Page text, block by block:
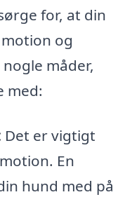
for, at din
og
måder,
med:
Det er vigtigt
En
hund med på